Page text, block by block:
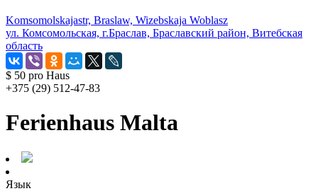
Komsomolskajastr, Braslaw, Wizebskaja Woblasz
ул. Комсомольская, г.Браслав, Браславский район, Витебская
область
$ 50 pro Haus
+375 (29) 512-47-83
Ferienhaus Malta
Язык